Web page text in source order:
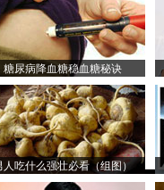
糖尿病降血糖稳血糖秘诀
人吃什么强壮必看（组图）